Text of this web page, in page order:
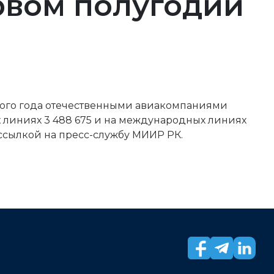
года отечественными авиакомпаниями
линиях 3 488 675 и на международных линиях
на пресс-службу МИИР РК.